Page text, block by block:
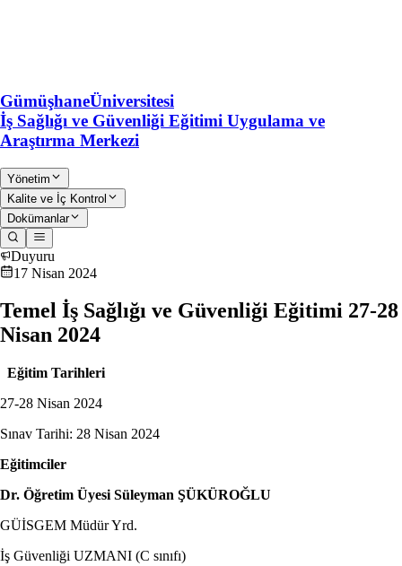
GümüşhaneÜniversitesi
İş Sağlığı ve Güvenliği Eğitimi Uygulama ve
Araştırma Merkezi
Yönetim
Kalite ve İç Kontrol
Dokümanlar
Duyuru
17 Nisan 2024
Temel İş Sağlığı ve Güvenliği Eğitimi 27-28
Nisan 2024
Eğitim Tarihleri
27-28 Nisan 2024
Sınav Tarihi: 28 Nisan 2024
Eğitimciler
Dr. Öğretim Üyesi Süleyman ŞÜKÜROĞLU
GÜİSGEM Müdür Yrd.
İş Güvenliği UZMANI (C sınıfı)